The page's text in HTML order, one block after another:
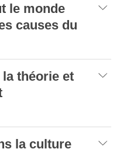
le monde
causes du
théorie et
la culture